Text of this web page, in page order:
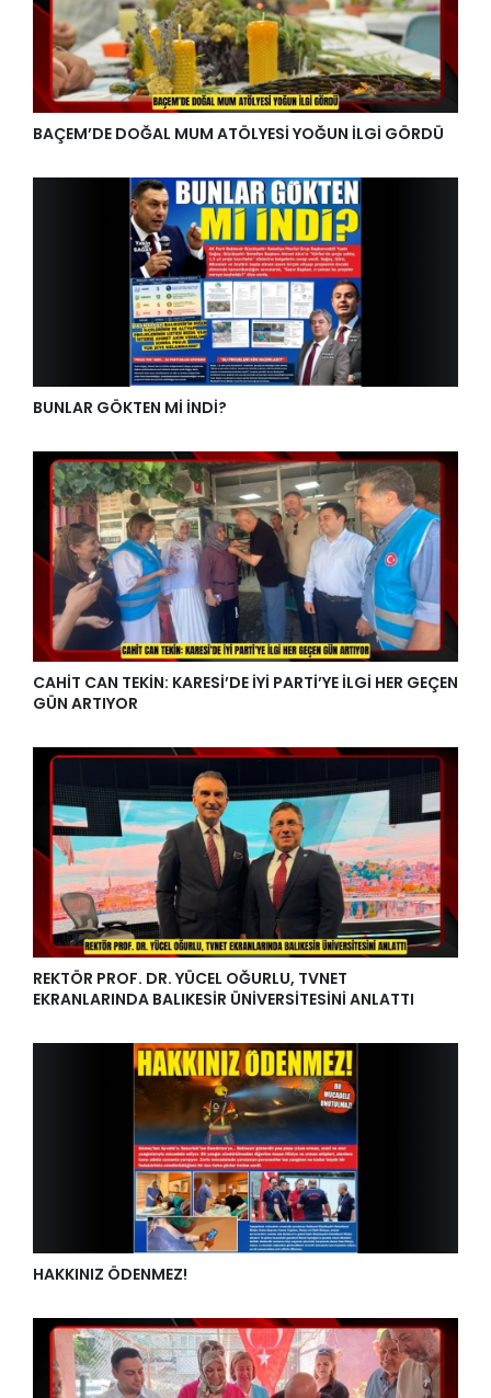
BAÇEM’DE DOĞAL MUM ATÖLYESİ YOĞUN İLGİ GÖRDÜ
BUNLAR GÖKTEN Mİ İNDİ?
CAHİT CAN TEKİN: KARESİ’DE İYİ PARTİ’YE İLGİ HER GEÇEN
GÜN ARTIYOR
REKTÖR PROF. DR. YÜCEL OĞURLU, TVNET
EKRANLARINDA BALIKESİR ÜNİVERSİTESİNİ ANLATTI
HAKKINIZ ÖDENMEZ!